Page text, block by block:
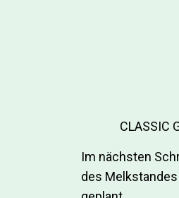
CLASSIC
Im nächsten
des